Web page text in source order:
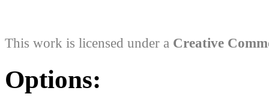
This work is licensed under a Creative
Options: